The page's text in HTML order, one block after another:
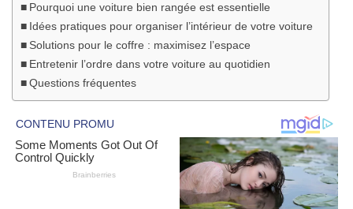
Pourquoi une voiture bien rangée est essentielle
Idées pratiques pour organiser l’intérieur de votre voiture
Solutions pour le coffre : maximisez l’espace
Entretenir l’ordre dans votre voiture au quotidien
Questions fréquentes